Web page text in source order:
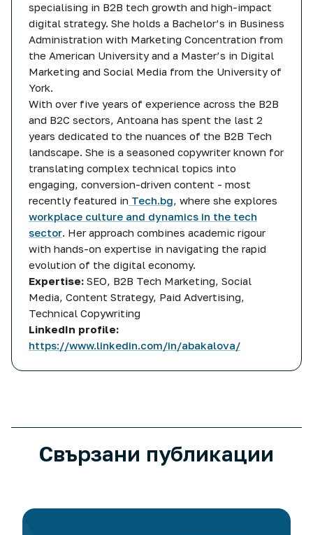
specialising in B2B tech growth and high-impact
digital strategy. She holds a Bachelor’s in Business
Administration with Marketing Concentration from
the American University and a Master’s in Digital
Marketing and Social Media from the University of
York.
With over five years of experience across the B2B
and B2C sectors, Antoana has spent the last 2
years dedicated to the nuances of the B2B Tech
landscape. She is a seasoned copywriter known for
translating complex technical topics into
engaging, conversion-driven content - most
recently featured in Tech.bg, where she explores
workplace culture and dynamics in the tech
sector. Her approach combines academic rigour
with hands-on expertise in navigating the rapid
evolution of the digital economy.
Expertise: SEO, B2B Tech Marketing, Social
Media, Content Strategy, Paid Advertising,
Technical Copywriting
LinkedIn profile:
https://www.linkedin.com/in/abakalova/
Свързани публикации